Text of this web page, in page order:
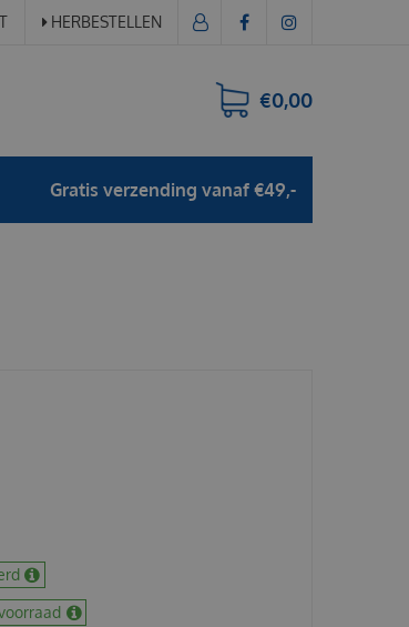
HERBESTELLEN
€0,00
Gratis verzending vanaf €49,-